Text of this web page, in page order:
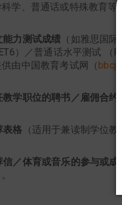
科学、普通话或特殊教育
能力测试成绩 （如雅思国
）／普通话水平测试
供由中国教育考试网（
教学职位的聘书／雇佣合约
表格 （适用于兼读制学位
信／体育或音乐的参与或